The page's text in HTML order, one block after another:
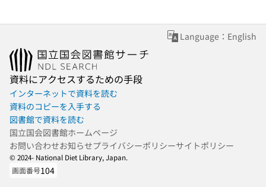
Language：English
資料にアクセスするための手段
インターネットで資料を読む
資料のコピーを入手する
図書館で資料を読む
国立国会図書館ホームページ
お問い合わせお知らせプライバシーポリシーサイトポリシー
© 2024- National Diet Library, Japan.
画面番号104